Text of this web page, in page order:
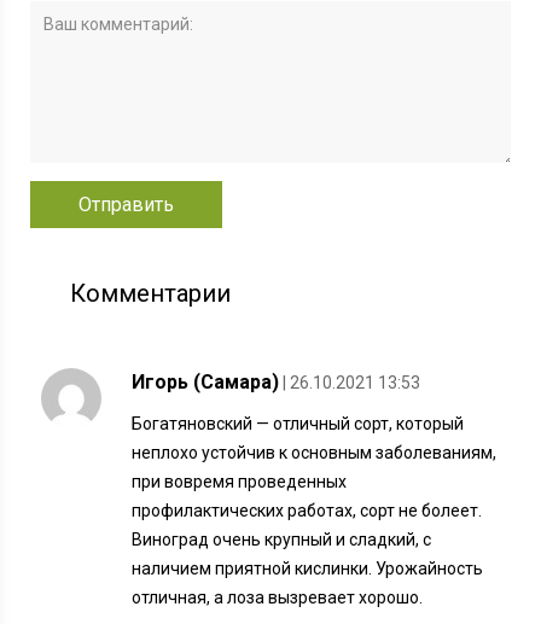
Комментарии
Игорь (Самара) | 26.10.2021 13:53
Богатяновский — отличный сорт, который
неплохо устойчив к основным заболеваниям,
при вовремя проведенных
профилактических работах, сорт не болеет.
Виноград очень крупный и сладкий, с
наличием приятной кислинки. Урожайность
отличная, а лоза вызревает хорошо.